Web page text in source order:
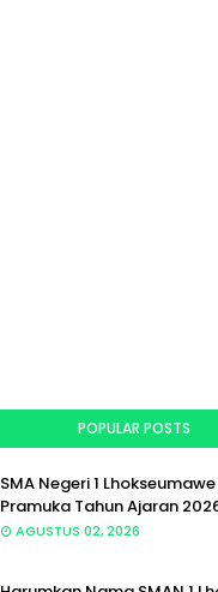
POPULAR POSTS
SMA Negeri 1
Pramuka Tahun Ajaran
AGUSTUS 02, 2026